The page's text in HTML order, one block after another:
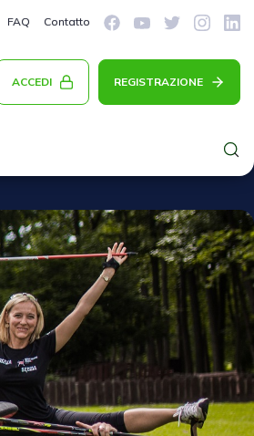
FAQ Contatto
ACCEDI REGISTRAZIONE